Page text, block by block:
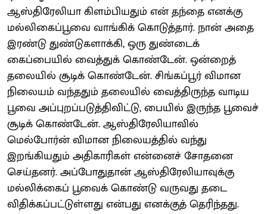
ஆஸ்திரேலியா கிளம்பியதும் என் தந்தை எனக்கு
மல்லிகைப்பூவை வாங்கிக் கொடுத்தார். நான் அதை
இரண்டு துண்டுகளாக்கி, ஒரு துண்டைக்
கைப்பையில் வைத்துக் கொண்டேன். ஒன்றைத்
தலையில் சூடிக் கொண்டேன். சிங்கப்பூர் விமான
நிலையம் வந்ததும் தலையில் வைத்திருந்த வாடிய
பூவை அப்புறப்படுத்திவிட்டு, பையில் இருந்த பூவைச்
சூடிக் கொண்டேன். ஆஸ்திரேலியாவில்
மெல்போர்ன் விமான நிலையத்தில் வந்து
இறங்கியதும் அதிகாரிகள் என்னைச் சோதனை
செய்தனர். அப்போதுதான் ஆஸ்திரேலியாவுக்கு
மல்லிக்கைப் பூவைக் கொண்டு வருவது தடை
விதிக்கப்பட்டுள்ளது என்பது எனக்குத் தெரிந்தது.